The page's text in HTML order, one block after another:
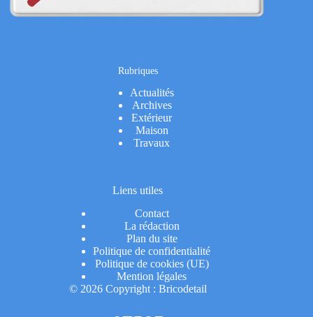
Rubriques
Actualités
Archives
Extérieur
Maison
Travaux
Liens utiles
Contact
La rédaction
Plan du site
Politique de confidentialité
Politique de cookies (UE)
Mention légales
© 2026 Copyright : Bricodetail